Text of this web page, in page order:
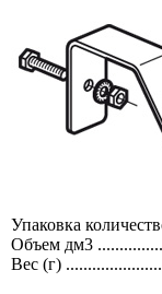
Упаковка
Объем дм3
Вес (г)